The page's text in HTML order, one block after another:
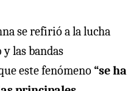
se refirió a la lucha
las bandas
este fenómeno “se ha